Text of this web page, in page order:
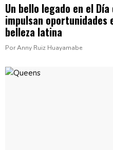
Un bello legado en el
impulsan oportunidades
belleza latina
Por Anny Ruiz Huayamabe